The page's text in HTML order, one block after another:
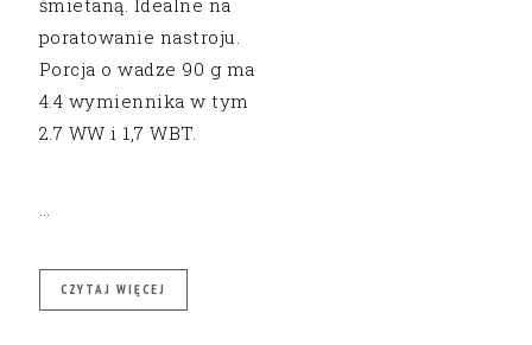
śmietaną. Idealne na
poratowanie nastroju.
Porcja o wadze 90 g ma
4.4 wymiennika w tym
2.7 WW i 1,7 WBT.
…
CZYTAJ WIĘCEJ